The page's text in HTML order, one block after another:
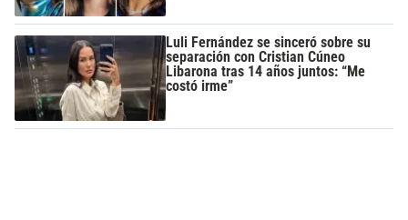
Luli Fernández se sinceró sobre su
separación con Cristian Cúneo
Libarona tras 14 años juntos: “Me
costó irme”